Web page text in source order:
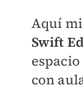
Aquí
Swift
con